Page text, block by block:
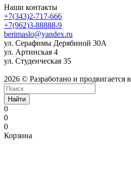
Наши контакты
+7(343)2-717-666
+7(962)3-88888-9
berimaslo@yandex.ru
ул. Серафимы Дерябиной 30А
ул. Артинская 4
ул. Студенческая 35
2026 © Разработано и продвигается в
Найти
0
0
0
Корзина